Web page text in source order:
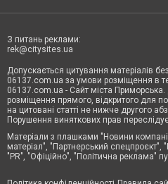
З питань реклами:
rek@citysites.ua
Допускається цитування матеріалів
06137.com.ua за умови розміщення в
06137.com.ua - Сайт міста
розміщення прямого, відкритого для
на цитовані статті не нижче другого
Порушення виняткових прав
Матеріали з плашками "Новини
матеріал", "Партнерський спецпроєкт",
"PR", "Офіційно", "Політична реклама"